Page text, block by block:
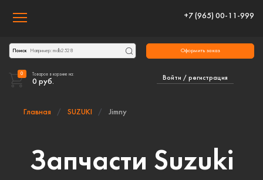
Toggle navigation
+7 (965) 00-11-999
Поиск
Войти / регистрация
0 Товаров в корзине на:
0 руб.
Оформить заказ
Главная SUZUKI Jimny
Запчасти Suzuki